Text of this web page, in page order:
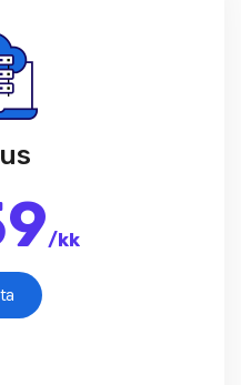
/kk